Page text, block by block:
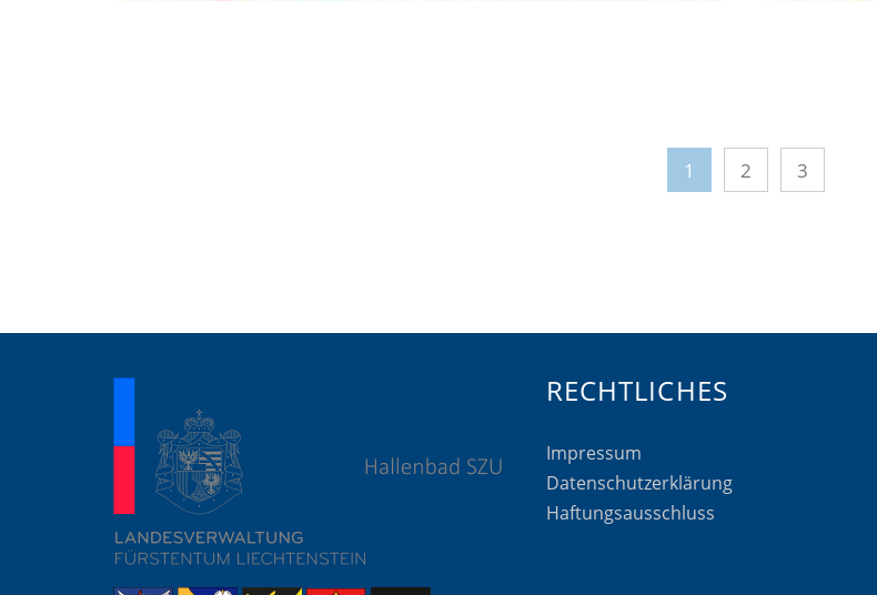
1 2 3
RECHTLICHES
Impressum
Datenschutzerklärung
Haftungsausschluss